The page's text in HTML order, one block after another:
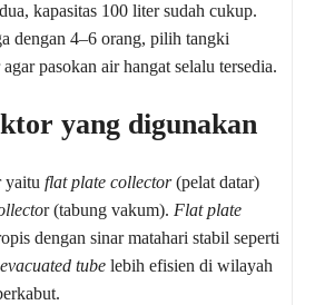
kapasitas 100 liter sudah cukup.
dengan 4–6 orang, pilih tangki
pasokan air hangat selalu tersedia.
yang digunakan
yaitu flat plate collector(pelat datar)
r (tabung vakum). Flat plate
dengan sinar matahari stabil seperti
evacuated tube lebih efisien di wilayah